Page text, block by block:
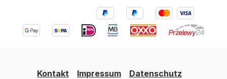
Kontakt Impressum
Datenschutz